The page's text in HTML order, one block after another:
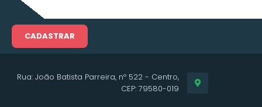
CADASTRAR
Rua: João Batista Parreira, nº 522 - Centro,
CEP: 79580-019